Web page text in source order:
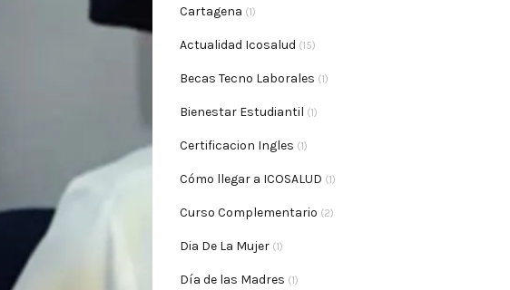
Cartagena (1)
Actualidad Icosalud (15)
Becas Tecno Laborales (1)
Bienestar Estudiantil (1)
Certificacion Ingles (1)
Cómo llegar a ICOSALUD (1)
Curso Complementario (2)
Dia De La Mujer(1)
Día de las Madres (1)